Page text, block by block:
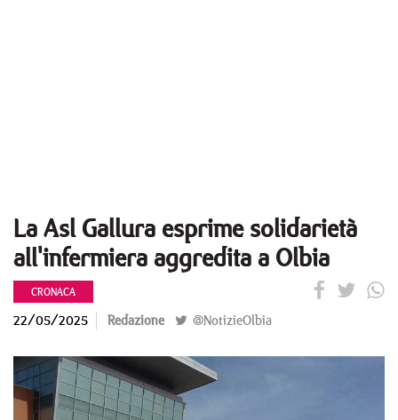
La Asl Gallura esprime solidarietà
all'infermiera aggredita a Olbia
CRONACA
22/05/2025 Redazione @NotizieOlbia